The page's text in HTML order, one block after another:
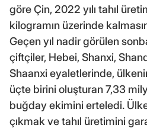
göre Çin, 2022 yılı tahıl
kilogramın üzerinde
Geçen yıl nadir görülen
çiftçiler, Hebei, Shanxi,
Shaanxi eyaletlerinde,
üçte birini oluşturan 7,33
buğday ekimini erteledi.
çıkmak ve tahıl üretimini